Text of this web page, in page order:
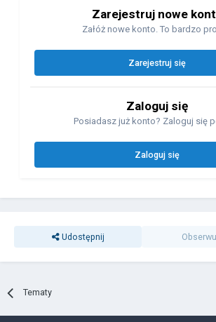
Zarejestruj nowe
Załóż nowe konto. To bardzo
Zarejestruj się
Zaloguj się
Posiadasz już konto? Zaloguj się
Zaloguj się
Udostępnij
Tematy